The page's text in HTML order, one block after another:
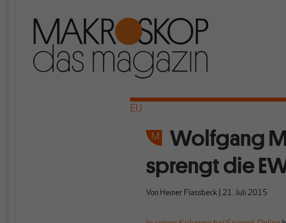
EU
Wolfgang
sprengt die
Von Heiner Flassbeck 21. Juli 2015